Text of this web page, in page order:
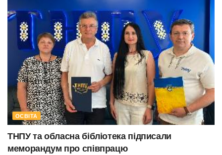
ОСВІТА
ТНПУ та обласна бібліотека підписали
меморандум про співпрацю